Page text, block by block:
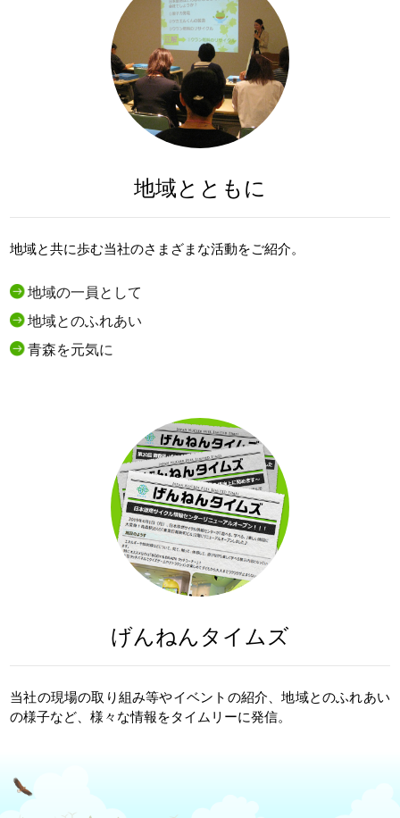
地域とともに
地域と共に歩む当社のさまざまな活動をご紹介。
地域の一員として
地域とのふれあい
青森を元気に
げんねんタイムズ
当社の現場の取り組み等やイベントの紹介、地域とのふれあい
の様子など、様々な情報をタイムリーに発信。